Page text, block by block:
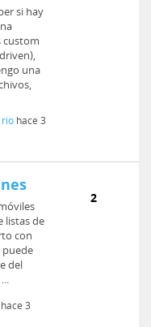
si hay
custom
una
rio hace 3
listas de
con
puede
del
hace 3
2